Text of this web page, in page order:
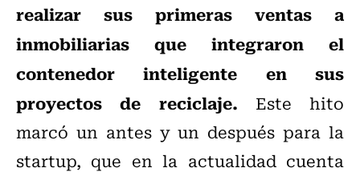
realizar sus primeras ventas a
inmobiliarias que integraron el
contenedor inteligente en sus
proyectos de reciclaje. Este hito
marcó un antes y un después para la
startup, que en la actualidad cuenta